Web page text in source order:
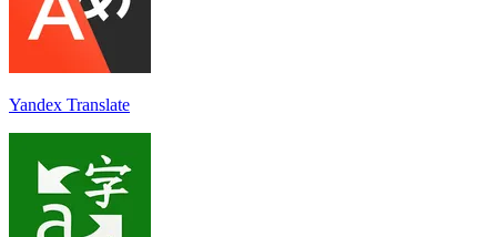
Yandex Translate